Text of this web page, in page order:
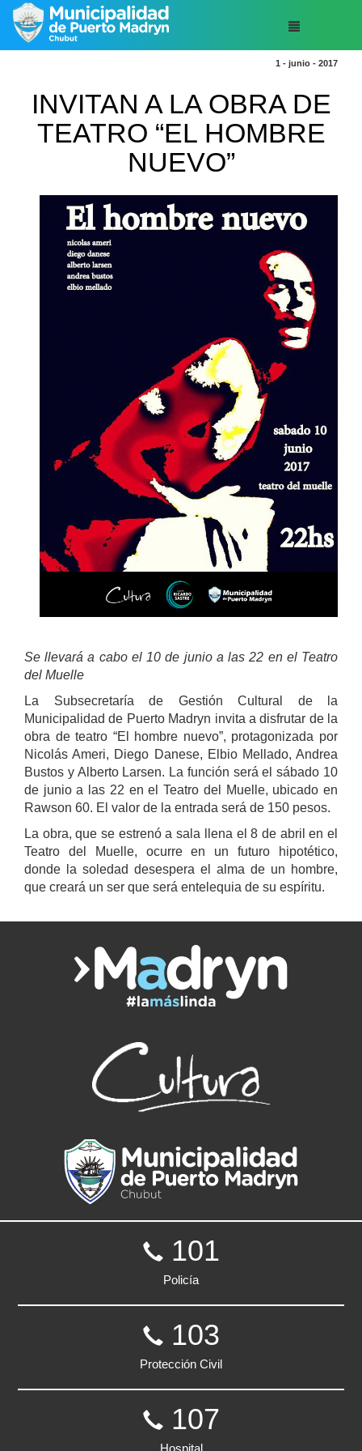
1 - junio - 2017
INVITAN A LA OBRA DE
TEATRO “EL HOMBRE
NUEVO”
Se llevará a cabo el 10 de junio a las 22 en el Teatro
del Muelle
La Subsecretaría de Gestión Cultural de la
Municipalidad de Puerto Madryn invita a disfrutar de la
obra de teatro “El hombre nuevo”, protagonizada por
Nicolás Ameri, Diego Danese, Elbio Mellado, Andrea
Bustos y Alberto Larsen. La función será el sábado 10
de junio a las 22 en el Teatro del Muelle, ubicado en
Rawson 60. El valor de la entrada será de 150 pesos.
La obra, que se estrenó a sala llena el 8 de abril en el
Teatro del Muelle, ocurre en un futuro hipotético,
donde la soledad desespera el alma de un hombre,
que creará un ser que será entelequia de su espíritu.
101
Policía
103
Protección Civil
107
Hospital